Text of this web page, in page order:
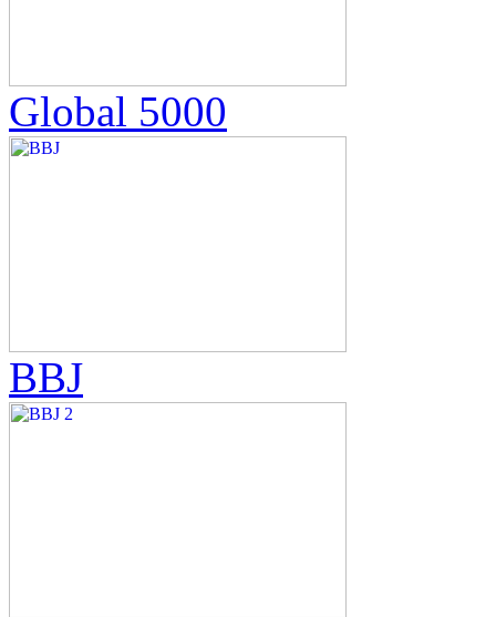
Global 5000
BBJ